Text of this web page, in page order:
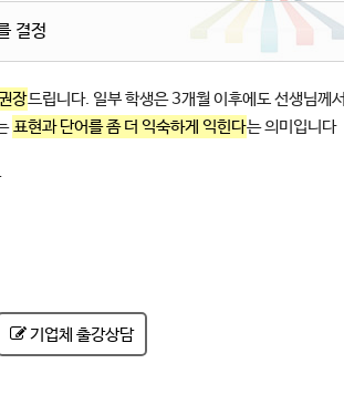
결정
장드립니다. 일부 학생은 3개월 이후에도 선생님께
표현과 단어를 좀 더 익숙하게 익힌다는 의미입니다
기업체 출강상담